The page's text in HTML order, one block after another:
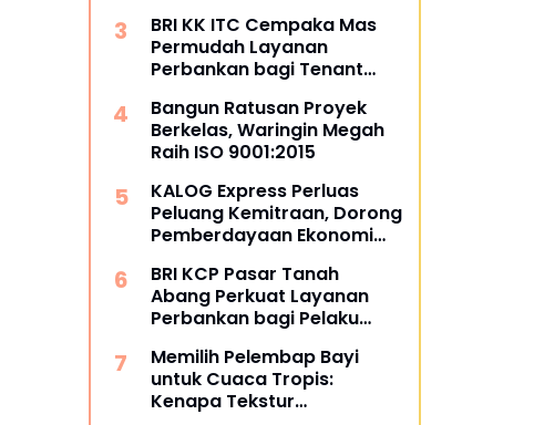
Pekerja
BRI KK ITC Cempaka Mas
Permudah Layanan
Perbankan bagi Tenant
Bangun Ratusan Proyek
Berkelas, Waringin Megah
Raih ISO 9001:2015
KALOG Express Perluas
Peluang Kemitraan, Dorong
Pemberdayaan Ekonomi
BRI KCP Pasar Tanah
Abang Perkuat Layanan
Perbankan bagi Pelaku
Pusat Grosir Terbesar di
Indonesia
Memilih Pelembap Bayi
untuk Cuaca Tropis:
Kenapa Tekstur